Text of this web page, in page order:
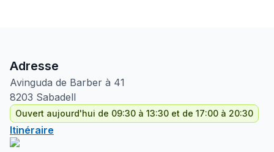
Adresse
Avinguda de Barber à 41
8203 Sabadell
Ouvert aujourd'hui de 09:30 à 13:30 et de 17:00 à 20:30
Itinéraire